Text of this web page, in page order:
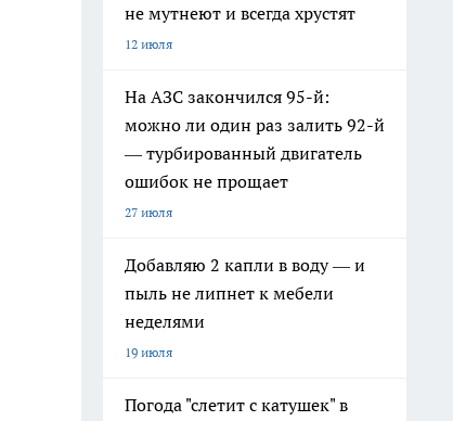
не мутнеют и всегда хрустят
12 июля
На АЗС закончился 95-й:
можно ли один раз залить 92-й
— турбированный двигатель
ошибок не прощает
27 июля
Добавляю 2 капли в воду — и
пыль не липнет к мебели
неделями
19 июля
Погода "слетит с катушек" в